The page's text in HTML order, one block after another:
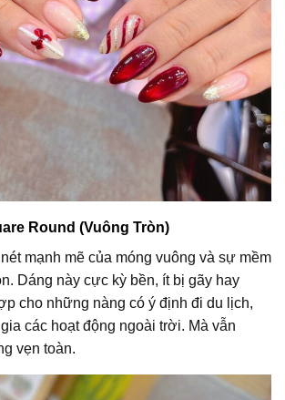
Round (Vuông Tròn)
mạnh mẽ của móng vuông và sự mềm
Dáng này cực kỳ bền, ít bị gãy hay
cho những nàng có ý định đi du lịch,
các hoạt động ngoài trời. Mà vẫn
vẹn toàn.